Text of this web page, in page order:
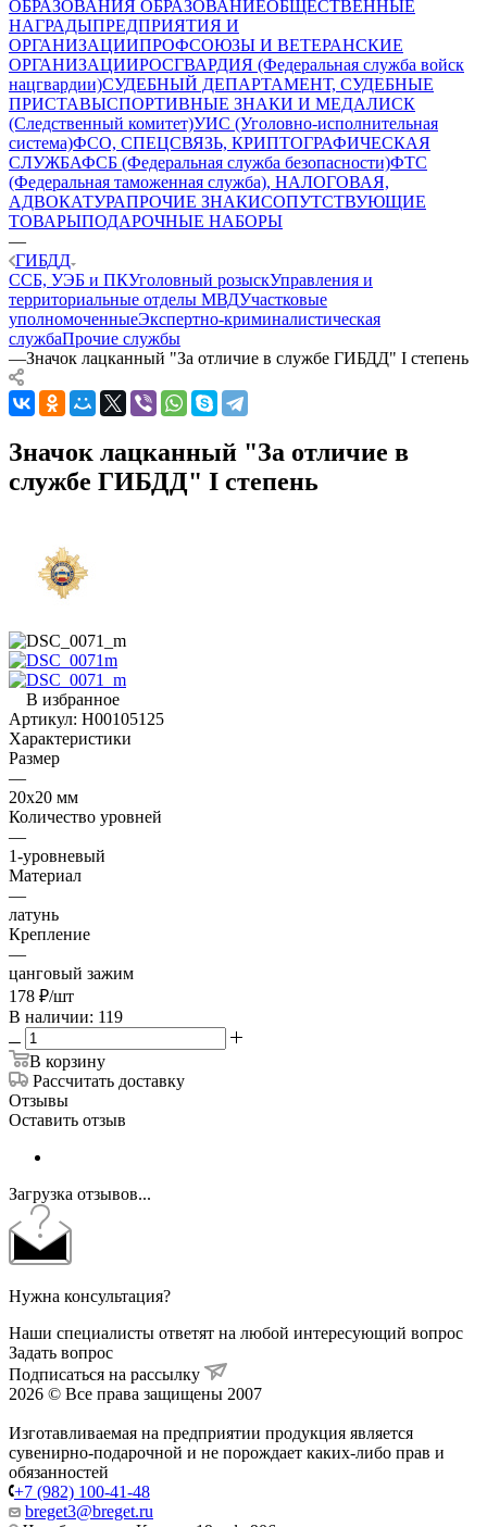
ОБРАЗОВАНИЯ ОБРАЗОВАНИЕОБЩЕСТВЕННЫЕ
НАГРАДЫПРЕДПРИЯТИЯ И
ОРГАНИЗАЦИИПРОФСОЮЗЫ И ВЕТЕРАНСКИЕ
ОРГАНИЗАЦИИРОСГВАРДИЯ (Федеральная служба войск
нацгвардии)СУДЕБНЫЙ ДЕПАРТАМЕНТ, СУДЕБНЫЕ
ПРИСТАВЫСПОРТИВНЫЕ ЗНАКИ И МЕДАЛИСК
(Следственный комитет)УИС (Уголовно-исполнительная
система)ФСО, СПЕЦСВЯЗЬ, КРИПТОГРАФИЧЕСКАЯ
СЛУЖБАФСБ (Федеральная служба безопасности)ФТС
(Федеральная таможенная служба), НАЛОГОВАЯ,
АДВОКАТУРАПРОЧИЕ ЗНАКИСОПУТСТВУЮЩИЕ
ТОВАРЫПОДАРОЧНЫЕ НАБОРЫ
—
ГИБДД
ССБ, УЭБ и ПКУголовный розыскУправления и
территориальные отделы МВДУчастковые
уполномоченныеЭкспертно-криминалистическая
службаПрочие службы
—Значок лацканный "За отличие в службе ГИБДД" I степень
Значок лацканный "За отличие в
службе ГИБДД" I степень
В избранное
Артикул: Н00105125
Характеристики
Размер
—
20х20 мм
Количество уровней
—
1-уровневый
Материал
—
латунь
Крепление
—
цанговый зажим
178 ₽/шт
В наличии: 119
В корзину
Рассчитать доставку
Отзывы
Оставить отзыв
Загрузка отзывов...
Нужна консультация?
Наши специалисты ответят на любой интересующий вопрос
Задать вопрос
Подписаться на рассылку
2026 © Все права защищены 2007
Изготавливаемая на предприятии продукция является
сувенирно-подарочной и не порождает каких-либо прав и
обязанностей
+7 (982) 100-41-48
breget3@breget.ru